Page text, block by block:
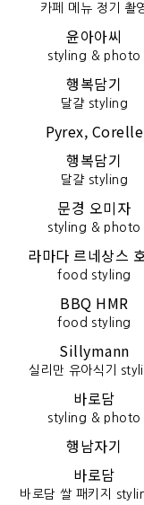
카페 메뉴 정기 촬
윤아아씨
styling & photo
행복담기
달걀 styling
Pyrex, Corelle
행복담기
달걀 styling
문경 오미자
styling & photo
라마다 르네상스
food styling
BBQ HMR
food styling
Sillymann
실리만 유아식기
바로담
styling & photo
행남자기
바로담
바로담 쌀 패키지